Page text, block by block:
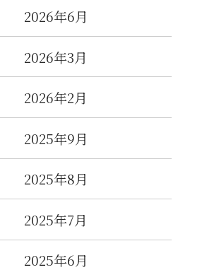
2026年6月
2026年3月
2026年2月
2025年9月
2025年8月
2025年7月
2025年6月